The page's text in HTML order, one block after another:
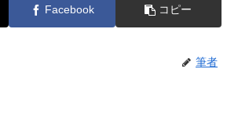
Facebook コピー
筆者